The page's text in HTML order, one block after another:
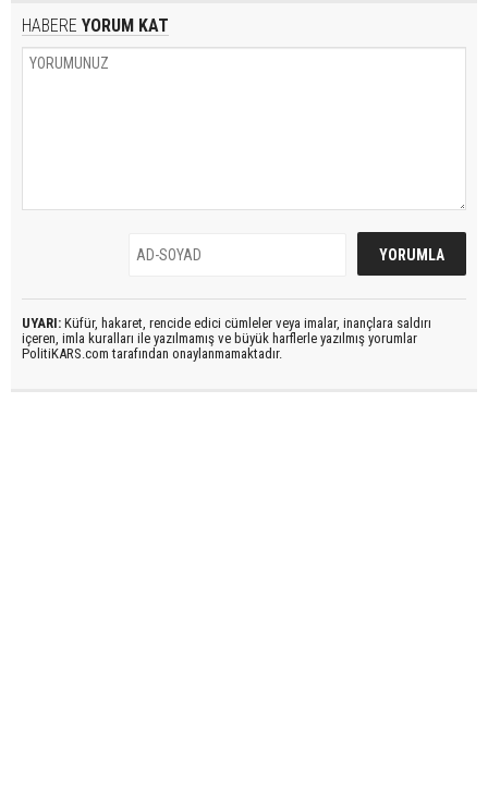
HABERE YORUM KAT
UYARI: Küfür, hakaret, rencide edici cümleler veya imalar, inançlara saldırı
içeren, imla kuralları ile yazılmamış ve büyük harflerle yazılmış yorumlar
PolitiKARS.com tarafından onaylanmamaktadır.